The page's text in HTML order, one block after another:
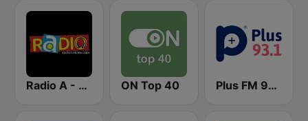
Radio A - Miami ON Top 40 Plus FM 93.1